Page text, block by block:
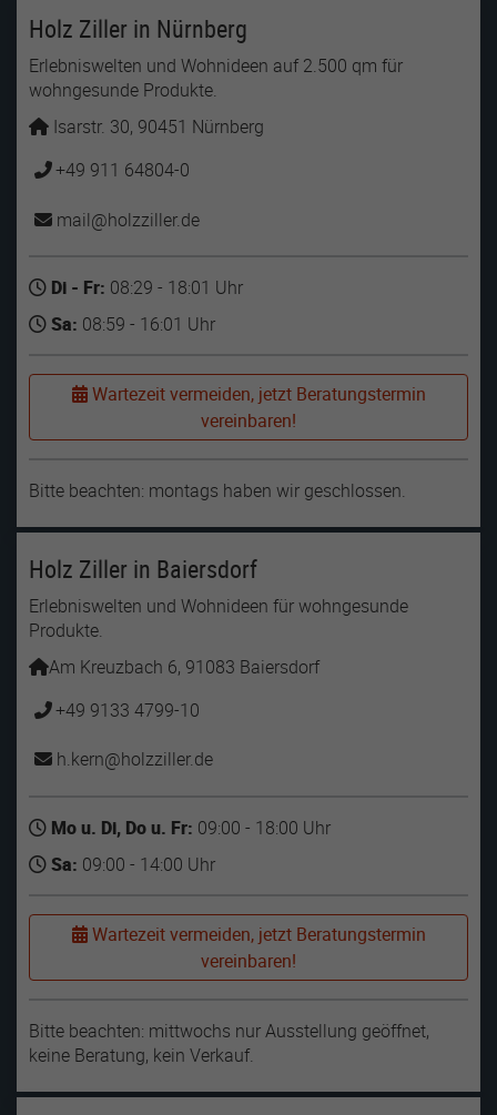
Holz Ziller in Nürnberg
Erlebniswelten und Wohnideen auf 2.500 qm für
wohngesunde Produkte.
Isarstr. 30, 90451 Nürnberg
+49 911 64804-0
mail holzziller de
Di - Fr: 08:29 - 18:01 Uhr
Sa: 08:59 - 16:01 Uhr
Wartezeit vermeiden, jetzt Beratungstermin
vereinbaren!
Bitte beachten: montags haben wir geschlossen.
Holz Ziller in Baiersdorf
Erlebniswelten und Wohnideen für wohngesunde
Produkte.
Am Kreuzbach 6, 91083 Baiersdorf
+49 9133 4799-10
h.kern holzziller de
Mo u. Di, Do u. Fr: 09:00 - 18:00 Uhr
Sa: 09:00 - 14:00 Uhr
Wartezeit vermeiden, jetzt Beratungstermin
vereinbaren!
Bitte beachten: mittwochs nur Ausstellung geöffnet,
keine Beratung, kein Verkauf.